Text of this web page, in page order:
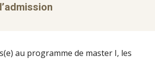
au programme de master I, les